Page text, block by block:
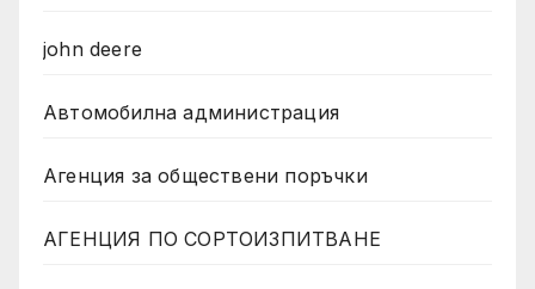
john deere
Автомобилна администрация
Агенция за обществени поръчки
АГЕНЦИЯ ПО СОРТОИЗПИТВАНЕ